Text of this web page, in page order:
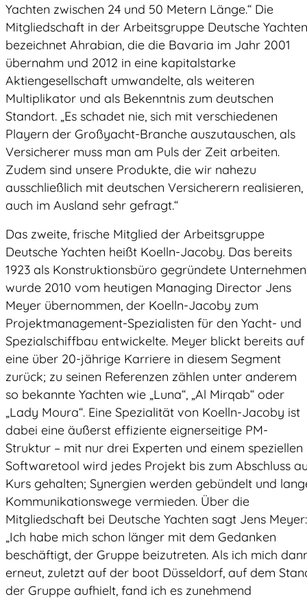
Yachten zwischen 24 und 50 Metern Länge.“ Die
Mitgliedschaft in der Arbeitsgruppe Deutsche Yachten
bezeichnet Ahrabian, die die Bavaria im Jahr 2001
übernahm und 2012 in eine kapitalstarke
Aktiengesellschaft umwandelte, als weiteren
Multiplikator und als Bekenntnis zum deutschen
Standort. „Es schadet nie, sich mit verschiedenen
Playern der Großyacht-Branche auszutauschen, als
Versicherer muss man am Puls der Zeit arbeiten.
Zudem sind unsere Produkte, die wir nahezu
ausschließlich mit deutschen Versicherern realisieren,
auch im Ausland sehr gefragt.“
Das zweite, frische Mitglied der Arbeitsgruppe
Deutsche Yachten heißt Koelln-Jacoby. Das bereits
1923 als Konstruktionsbüro gegründete Unternehmen
wurde 2010 vom heutigen Managing Director Jens
Meyer übernommen, der Koelln-Jacoby zum
Projektmanagement-Spezialisten für den Yacht- und
Spezialschiffbau entwickelte. Meyer blickt bereits auf
eine über 20-jährige Karriere in diesem Segment
zurück; zu seinen Referenzen zählen unter anderem
so bekannte Yachten wie „Luna“, „Al Mirqab“ oder
„Lady Moura“. Eine Spezialität von Koelln-Jacoby ist
dabei eine äußerst effiziente eignerseitige PM-
Struktur – mit nur drei Experten und einem speziellen
Softwaretool wird jedes Projekt bis zum Abschluss
Kurs gehalten; Synergien werden gebündelt und
Kommunikationswege vermieden. Über die
Mitgliedschaft bei Deutsche Yachten sagt Jens Meyer:
„Ich habe mich schon länger mit dem Gedanken
beschäftigt, der Gruppe beizutreten. Als ich mich
erneut, zuletzt auf der boot Düsseldorf, auf dem
der Gruppe aufhielt, fand ich es zunehmend